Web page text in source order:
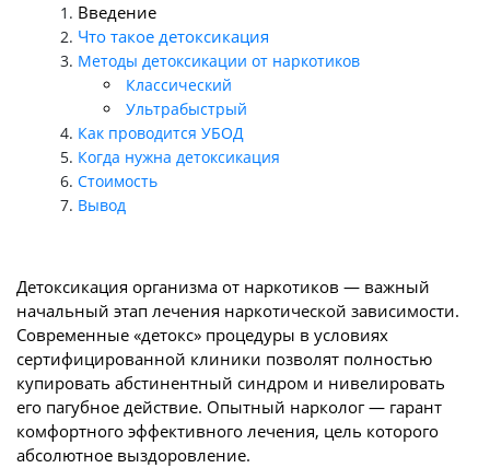
Введение
Что такое детоксикация
Методы детоксикации от наркотиков
Классический
Ультрабыстрый
Как проводится УБОД
Когда нужна детоксикация
Стоимость
Вывод
Детоксикация организма от наркотиков — важный
начальный этап лечения наркотической зависимости.
Современные «детокс» процедуры в условиях
сертифицированной клиники позволят полностью
купировать абстинентный синдром и нивелировать
его пагубное действие. Опытный нарколог — гарант
комфортного эффективного лечения, цель которого
абсолютное выздоровление.